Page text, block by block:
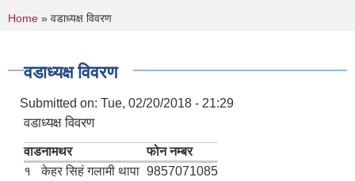
You are here
Home » वडाध्यक्ष विवरण
वडाध्यक्ष विवरण
Submitted on: Tue, 02/20/2018 - 21:29
वडाध्यक्ष विवरण
वाडनामथर
फोन नम्बर
१
केहर सिहं गलामी थापा 9857071085